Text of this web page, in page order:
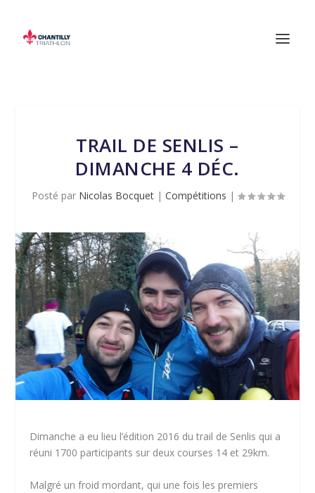
TRAIL DE SENLIS –
DIMANCHE 4 DÉC.
Posté par Nicolas Bocquet| Compétitions |
Dimanche a eu lieu l’édition 2016 du trail de Senlis qui a
réuni 1700 participants sur deux courses 14 et 29km.
Malgré un froid mordant, qui une fois les premiers